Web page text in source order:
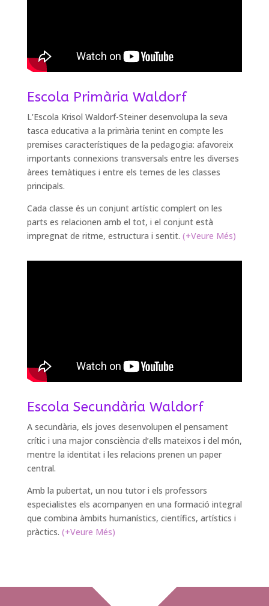
Escola Primària Waldorf
L’Escola Krisol Waldorf-Steiner desenvolupa la seva
tasca educativa a la primària tenint en compte les
premises característiques de la pedagogia: afavoreix
importants connexions transversals entre les diverses
àrees temàtiques i entre els temes de les classes
principals.
Cada classe és un conjunt artístic complert on les
parts es relacionen amb el tot, i el conjunt està
impregnat de ritme, estructura i sentit. (+Veure Més)
Escola Secundària Waldorf
A secundària, els joves desenvolupen el pensament
crític i una major consciència d’ells mateixos i del món,
mentre la identitat i les relacions prenen un paper
central.
Amb la pubertat, un nou tutor i els professors
especialistes els acompanyen en una formació integral
que combina àmbits humanístics, científics, artístics i
pràctics. (+Veure Més)